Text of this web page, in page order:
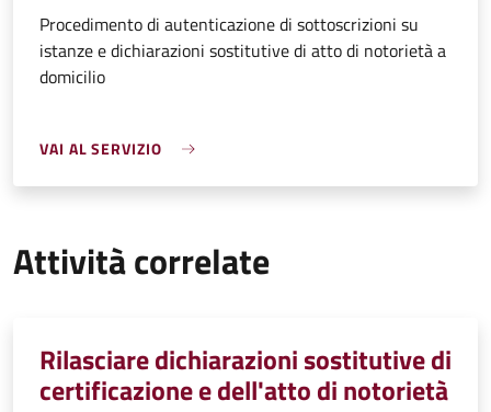
Procedimento di autenticazione di sottoscrizioni su
istanze e dichiarazioni sostitutive di atto di notorietà a
domicilio
VAI AL SERVIZIO
Attività correlate
Rilasciare dichiarazioni sostitutive di
certificazione e dell'atto di notorietà